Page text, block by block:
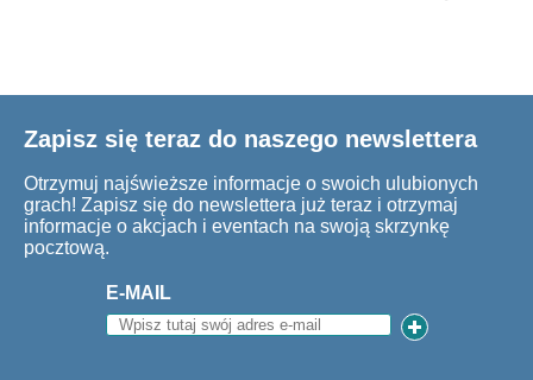
Zapisz się teraz do naszego newslettera
Otrzymuj najświeższe informacje o swoich ulubionych
grach! Zapisz się do newslettera już teraz i otrzymaj
informacje o akcjach i eventach na swoją skrzynkę
pocztową.
E-MAIL